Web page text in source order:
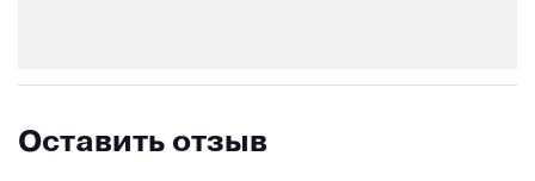
Оставить отзыв